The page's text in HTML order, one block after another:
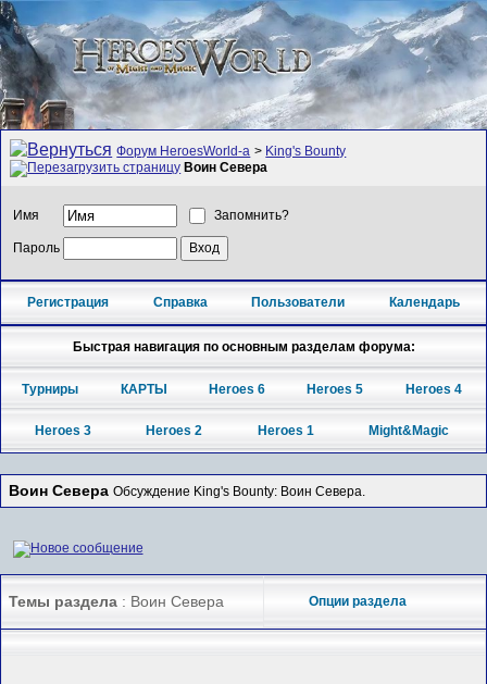
Форум HeroesWorld-а > King's Bounty
Воин Севера
Имя Запомнить?
Пароль
Регистрация Справка Пользователи Календарь
Быстрая навигация по основным разделам форума:
Турниры КАРТЫ Heroes 6 Heroes 5 Heroes 4
Heroes 3 Heroes 2 Heroes 1 Might&Magic
Воин Севера Обсуждение King's Bounty: Воин Севера.
Темы раздела : Воин Севера Опции раздела